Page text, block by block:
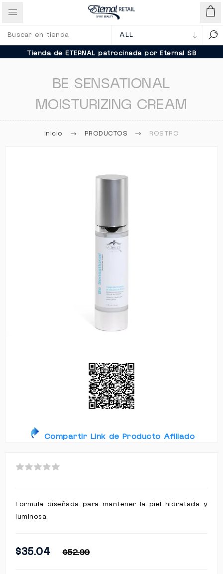
Tienda de ETERNAL patrocinada por Eternal SB
BE SENSATIONAL
MOISTURIZING CREAM
Inicio PRODUCTOS ROSTRO
Compartir Link de Producto Afiliado
Formula diseñada para mantener la piel hidratada y
luminosa.
$35.04 $52.99